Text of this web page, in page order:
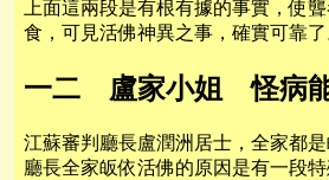
上面這兩段是有根有據的事實，使
食，可見活佛神異之事，確實可靠了
一二 盧家小姐 怪病
江蘇審判廳長盧潤洲居士，全家都
廳長全家皈依活佛的原因是有一段